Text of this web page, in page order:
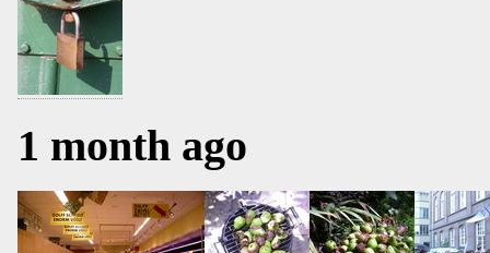
1 month ago